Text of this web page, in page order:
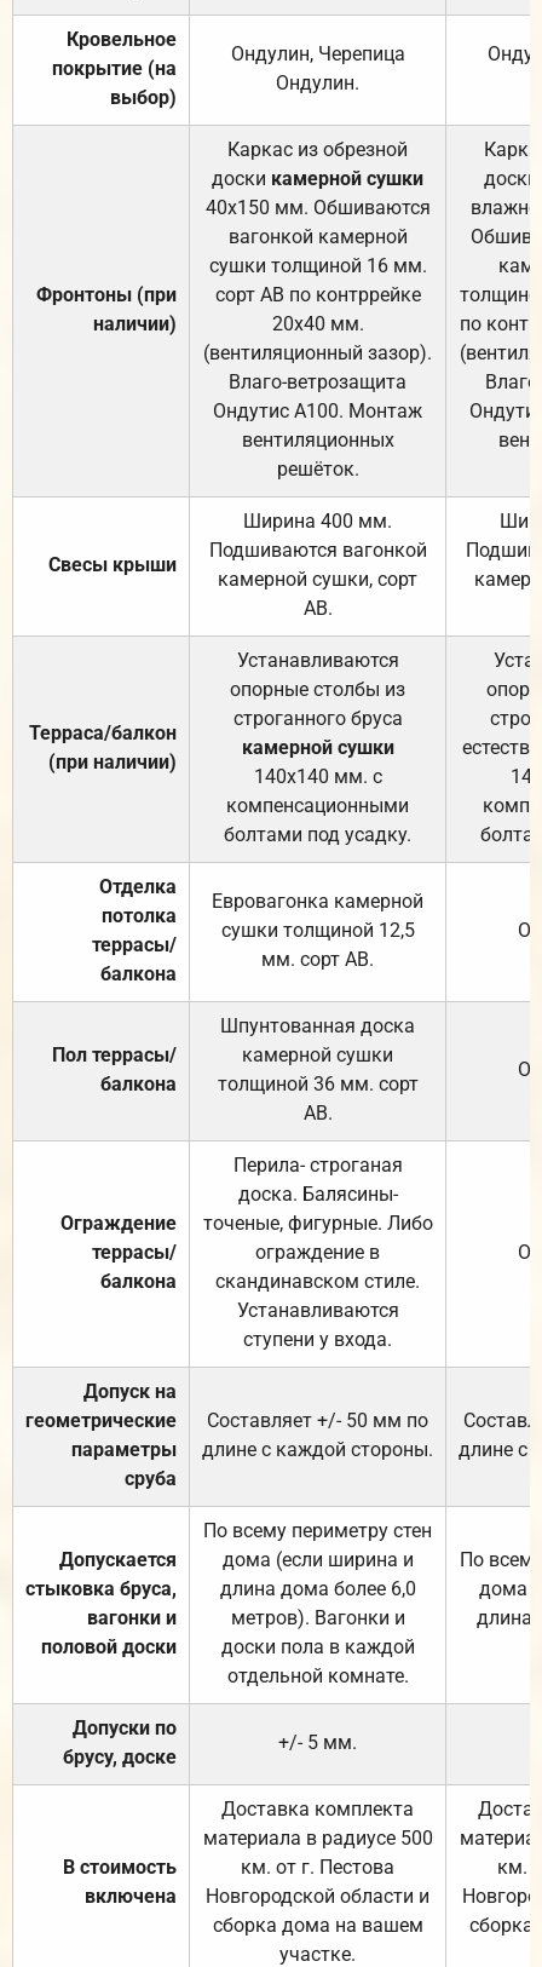
Кровельное
покрытие (на
выбор)
Ондулин, Черепица
Ондулин.
Фронтоны (при
наличии)
Каркас из обрезной
доски камерной сушки
40х150 мм. Обшиваются
вагонкой камерной
сушки толщиной 16 мм.
сорт АВ по контррейке
20х40 мм.
(вентиляционный зазор).
Влаго-ветрозащита
Ондутис А100. Монтаж
вентиляционных
решёток.
доски
по
Свесы крыши
Ширина 400 мм.
Подшиваются вагонкой
камерной сушки, сорт
АВ.
Терраса/балкон
(при наличии)
Устанавливаются
опорные столбы из
строганного бруса
камерной сушки
140х140 мм. с
компенсационными
болтами под усадку.
Отделка
потолка
террасы/
балкона
Евровагонка камерной
сушки толщиной 12,5
мм. сорт АВ.
Пол террасы/
балкона
Шпунтованная доска
камерной сушки
толщиной 36 мм. сорт
АВ.
Ограждение
террасы/
балкона
Перила- строганая
доска. Балясины-
точеные, фигурные. Либо
ограждение в
скандинавском стиле.
Устанавливаются
ступени у входа.
Допуск на
геометрические
параметры
сруба
Составляет +/- 50 мм по
длине с каждой стороны.
длине с
Допускается
стыковка бруса,
вагонки и
половой доски
По всему периметру стен
дома (если ширина и
длина дома более 6,0
метров). Вагонки и
доски пола в каждой
отдельной комнате.
По
дома
длина
Допуски по
брусу, доске
+/- 5 мм.
В стоимость
включена
Доставка комплекта
материала в радиусе 500
км. от г. Пестова
Новгородской области и
сборка дома на вашем
участке.
км.